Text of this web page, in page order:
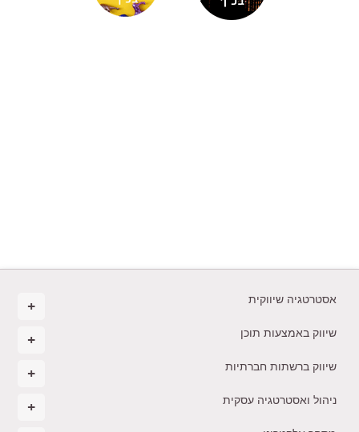
אסטרטגיה שיווקית
שיווק באמצעות תוכן
שיווק ברשתות חברתיות
ניהול ואסטרטגיה עסקית